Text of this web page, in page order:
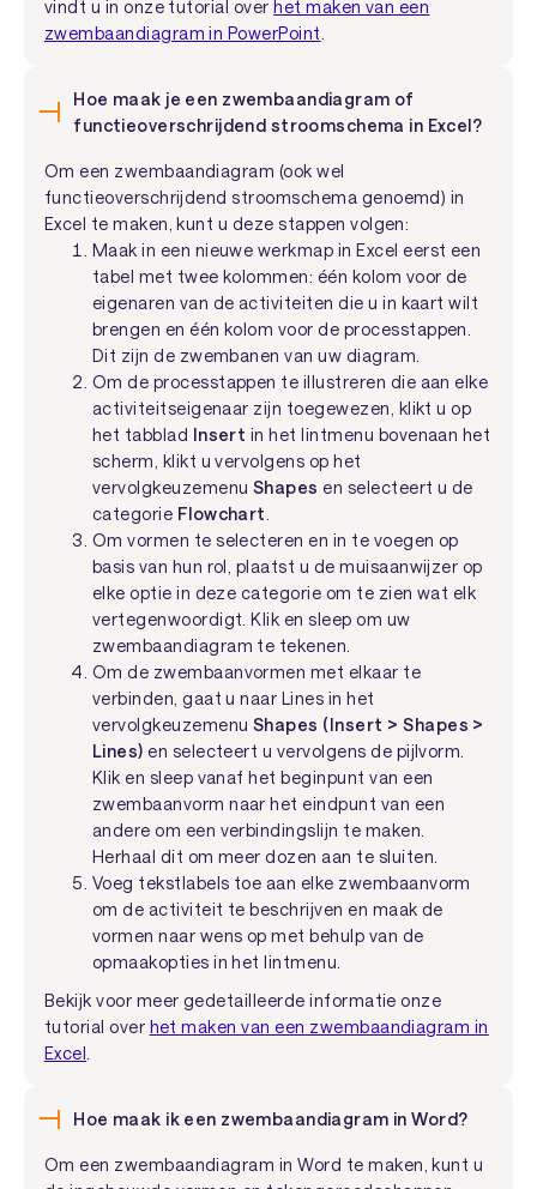
vindt u in onze tutorial over het maken van een
zwembaandiagram in PowerPoint
Hoe maak je een zwembaandiagram of
functieoverschrijdend stroomschema in Excel?
Om een zwembaandiagram (ook wel
functieoverschrijdend stroomschema genoemd) in
Excel te maken, kunt u deze stappen volgen:
Maak in een nieuwe werkmap in Excel eerst een
tabel met twee kolommen: één kolom voor de
eigenaren van de activiteiten die u in kaart wilt
brengen en één kolom voor de processtappen.
Dit zijn de zwembanen van uw diagram.
Om de processtappen te illustreren die aan elke
activiteitseigenaar zijn toegewezen, klikt u op
het tabblad Insert in het lintmenu bovenaan het
scherm, klikt u vervolgens op het
vervolgkeuzemenu Shapes en selecteert u de
categorie Flowchart
Om vormen te selecteren en in te voegen op
basis van hun rol, plaatst u de muisaanwijzer op
elke optie in deze categorie om te zien wat elk
vertegenwoordigt. Klik en sleep om uw
zwembaandiagram te tekenen.
Om de zwembaanvormen met elkaar te
verbinden, gaat u naar Lines in het
vervolgkeuzemenu Shapes (Insert > Shapes >
Lines) en selecteert u vervolgens de pijlvorm.
Klik en sleep vanaf het beginpunt van een
zwembaanvorm naar het eindpunt van een
andere om een verbindingslijn te maken.
Herhaal dit om meer dozen aan te sluiten.
Voeg tekstlabels toe aan elke zwembaanvorm
om de activiteit te beschrijven en maak de
vormen naar wens op met behulp van de
opmaakopties in het lintmenu.
Bekijk voor meer gedetailleerde informatie onze
tutorial over het maken van een zwembaandiagram in
Excel
Hoe maak ik een zwembaandiagram in Word?
Om een zwembaandiagram in Word te maken, kunt u